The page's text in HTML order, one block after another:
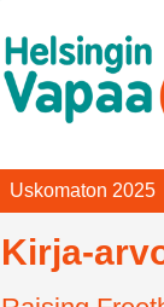
Uskomaton 2025
Kirja-